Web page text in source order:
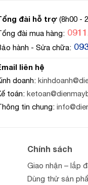
đài hỗ trợ (8h00 -
đài mua hàng:
hành - Sửa chữa:
liên hệ
doanh:
toán:
tin chung:
Chính sách
Giao nhận – lắp
Dùng thử sản